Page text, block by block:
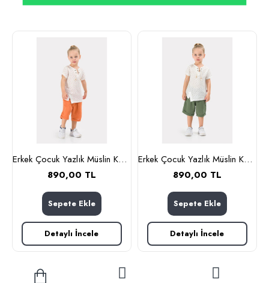
Erkek Çocuk Yazlık Müslin Kumaş Müslin Alt Üst Çocuk Takımı Turuncu
890,00 TL
Sepete Ekle
Detaylı İncele
Erkek Çocuk Yazlık Müslin Kumaş Müslin Alt Üst Çocuk Takımı Yeşil
890,00 TL
Sepete Ekle
Detaylı İncele